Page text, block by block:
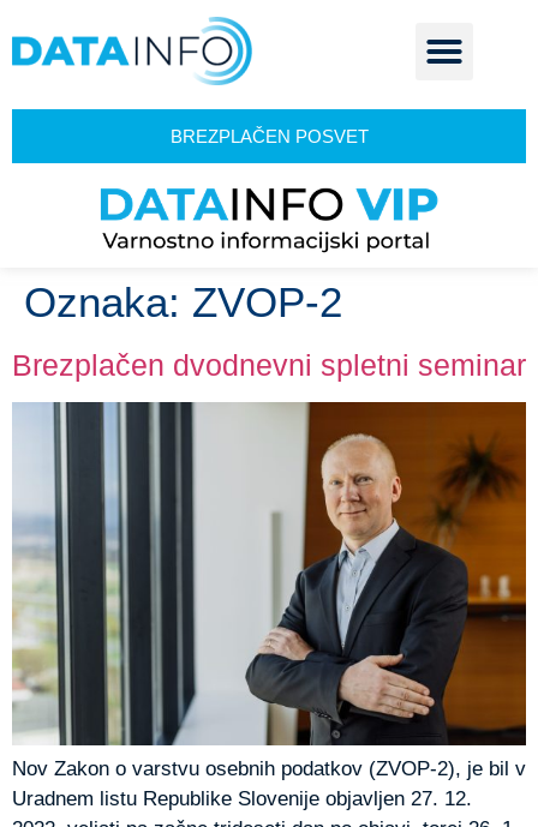
BREZPLAČEN POSVET
Oznaka: ZVOP-2
Brezplačen dvodnevni spletni seminar
Nov Zakon o varstvu osebnih podatkov (ZVOP-2), je bil v
Uradnem listu Republike Slovenije objavljen 27. 12.